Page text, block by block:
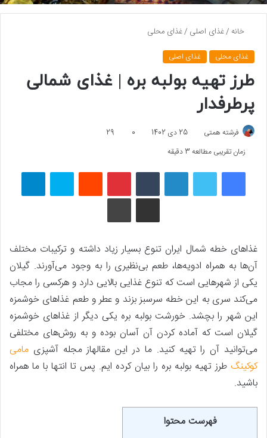
خانه /غذای اصلی /غذای محلی
غذای محلی غذای اصلی
طرز تهیه بولبه بره | غذای شمالی
پرطرفدار
فرشته همتی 25 دی 1402 0
29
زمان تقریبی مطالعه 3 دقیقه
فیسبوک لینکداین پینتریست اسکایپ
چاپ
غذاهای خطه شمال ایران تنوع بسیار زیاد داشته و ترکیبات مختلف
آن‌ها به همراه ادویه‌ها، طعم بی‌نظیری را به وجود می‌آورند. گیلان
یکی از شهرهایی است که تنوع غذایی بالایی دارد و هرکسی را مجاب
می‌کند سری به این خطه سرسبز بزند و عطر و طعم غذاهای خوشمزه
این شهر را بچشد. خورشت بولبه بره یکی دیگر از غذاهای خوشمزه
گیلان است که آماده کردن آن آسان بوده و به روش‌های مختلفی
می‌توانید آن را تهیه کنید. ما در این مقالهاز مجله آشپزی مامی
کوکینگ طرز تهیه بولبه بره را بیان کرده ایم. پس تا انتها با ما همراه
باشید.
فهرست محتوا